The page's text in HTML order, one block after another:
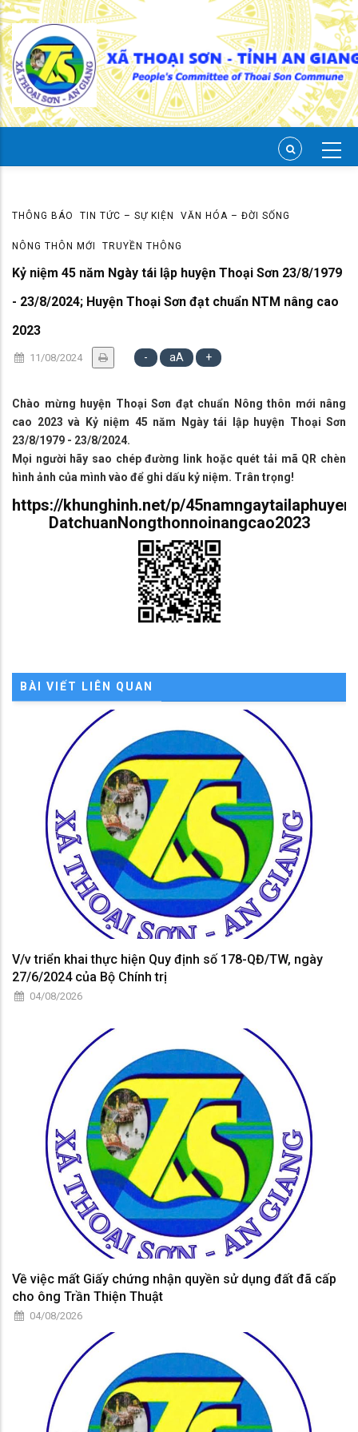
Skip
to
main
content
THÔNG BÁO TIN TỨC – SỰ KIỆN VĂN HÓA – ĐỜI SỐNG
NÔNG THÔN MỚI TRUYỀN THÔNG
Kỷ niệm 45 năm Ngày tái lập huyện Thoại Sơn 23/8/1979
- 23/8/2024; Huyện Thoại Sơn đạt chuẩn NTM nâng cao
2023
11/08/2024 - aA +
Chào mừng huyện Thoại Sơn đạt chuẩn Nông thôn mới nâng
cao 2023 và Kỷ niệm 45 năm Ngày tái lập huyện Thoại Sơn
23/8/1979 - 23/8/2024.
Mọi người hãy sao chép đường link hoặc quét tải mã QR chèn
hình ảnh của mình vào để ghi dấu kỷ niệm. Trân trọng!
https://khunghinh.net/p/
DatchuanNongthonnoinangcao2023
BÀI VIẾT LIÊN QUAN
V/v triển khai thực hiện Quy định số 178-QĐ/TW, ngày
27/6/2024 của Bộ Chính trị
04/08/2026
Về việc mất Giấy chứng nhận quyền sử dụng đất đã cấp
cho ông Trần Thiện Thuật
04/08/2026